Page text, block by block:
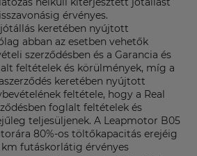
érvényes.
keretében nyújtott
abban az esetben vehetők
szerződésben és a Garancia és
feltételek és körülmények, míg a
keretében nyújtott
feltétele, hogy a Real
foglalt feltételek és
teljesüljenek. A Leapmotor B05
80%-os töltőkapacitás erejéig
futáskorlátig érvényes